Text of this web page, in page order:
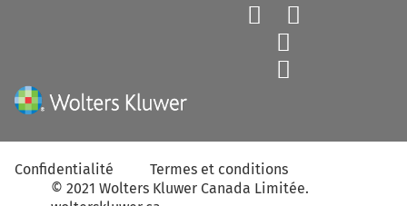




Confidentialité
Termes et conditions
© 2021 Wolters Kluwer Canada Limitée.